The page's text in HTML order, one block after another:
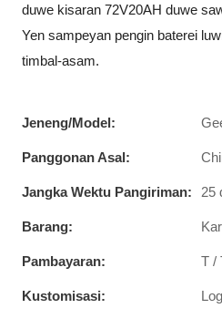
duwe kisaran 72V20AH duwe
Yen sampeyan pengin baterei
timbal-asam.
Jeneng/Model:
Panggonan Asal:
Jangka Wektu Pangiriman: 25
Barang:
Pambayaran: T /
Kustomisasi: